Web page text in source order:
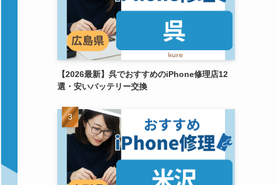
【2026最新】呉でおすすめのiPhone修理店12
選・安いバッテリー交換